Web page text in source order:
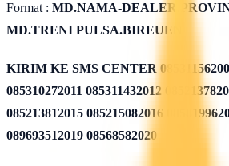
Format : MD.NAMA-
MD.TRENI PULSA.BIREUEN
KIRIM KE SMS CENTER
085310272011 085311432012
085213812015 085215082016
089693512019 08568582020